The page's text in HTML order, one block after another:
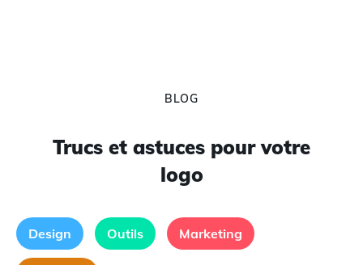
BLOG
Trucs et astuces pour votre
logo
Design Outils Marketing